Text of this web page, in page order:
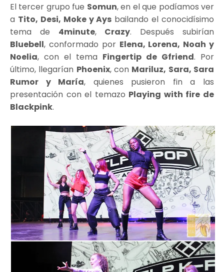
El tercer grupo fue Somun, en el que podíamos ver
a Tito, Desi, Moke y Ays bailando el conocidísimo
tema de 4minute, Crazy. Después subirían
Bluebell, conformado por Elena, Lorena, Noah y
Noelia, con el tema Fingertip de Gfriend. Por
último, llegarían Phoenix, con Mariluz, Sara, Sara
Rumor y María, quienes pusieron fin a las
presentación con el temazo Playing with fire de
Blackpink.